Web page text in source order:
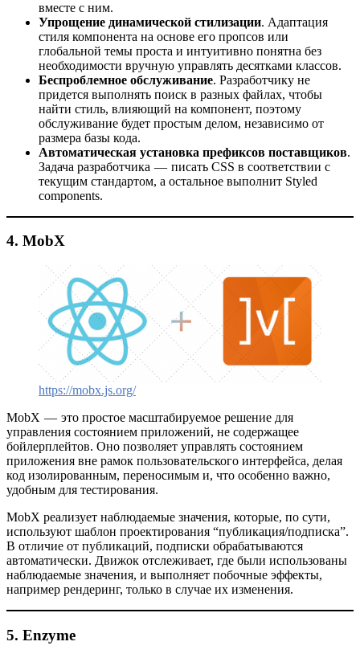
вместе с ним.
Упрощение динамической стилизации. Адаптация
стиля компонента на основе его пропсов или
глобальной темы проста и интуитивно понятна без
необходимости вручную управлять десятками классов.
Беспроблемное обслуживание. Разработчику не
придется выполнять поиск в разных файлах, чтобы
найти стиль, влияющий на компонент, поэтому
обслуживание будет простым делом, независимо от
размера базы кода.
Автоматическая установка префиксов поставщиков.
Задача разработчика — писать CSS в соответствии с
текущим стандартом, а остальное выполнит Styled
components.
4. MobX
https://mobx.js.org/
MobX — это простое масштабируемое решение для
управления состоянием приложений, не содержащее
бойлерплейтов. Оно позволяет управлять состоянием
приложения вне рамок пользовательского интерфейса, делая
код изолированным, переносимым и, что особенно важно,
удобным для тестирования.
MobX реализует наблюдаемые значения, которые, по сути,
используют шаблон проектирования “публикация/подписка”.
В отличие от публикаций, подписки обрабатываются
автоматически. Движок отслеживает, где были использованы
наблюдаемые значения, и выполняет побочные эффекты,
например рендеринг, только в случае их изменения.
5. Enzyme